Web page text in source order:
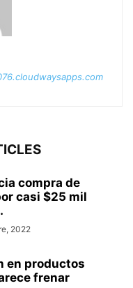
compra de
casi $25 mil
2022
en productos
frenar